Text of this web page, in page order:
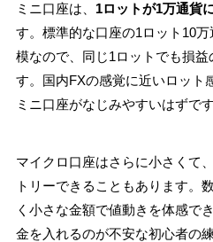
ミニ口座は、 1ロットが1万通貨
す。標準的な口座の1ロット10
模なので、同じ1ロットでも損益
す。国内FXの感覚に近いロット
ミニ口座がなじみやすいはずです
マイクロ口座はさらに小さくて
トリーできることもあります。
く小さな金額で値動きを体感で
金を入れるのが不安な初心者の